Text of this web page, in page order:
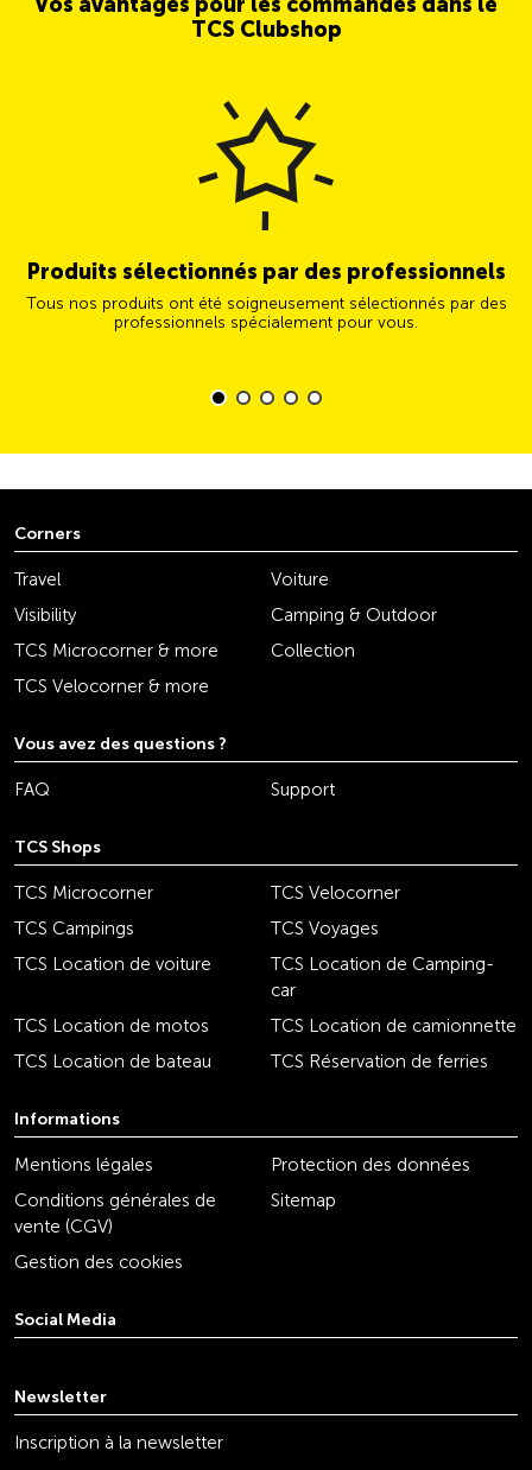
TCS Clubshop
Produits sélectionnés par des professionnels
Tous nos produits ont été soigneusement sélectionnés par des
professionnels spécialement pour vous.
Corners
Travel
Voiture
Visibility
Camping & Outdoor
TCS Microcorner & more
Collection
TCS Velocorner & more
Vous avez des questions ?
FAQ Support
TCS Shops
TCS Microcorner
TCS Velocorner
TCS Campings
TCS Voyages
TCS Location de voiture
TCS Location de Camping-
car
TCS Location de motos
TCS Location de camionnette
TCS Location de bateau
TCS Réservation de ferries
Informations
Mentions légales
Protection des données
Conditions générales de
vente (CGV)
Sitemap
Gestion des cookies
Social Media
Newsletter
Inscription à la newsletter